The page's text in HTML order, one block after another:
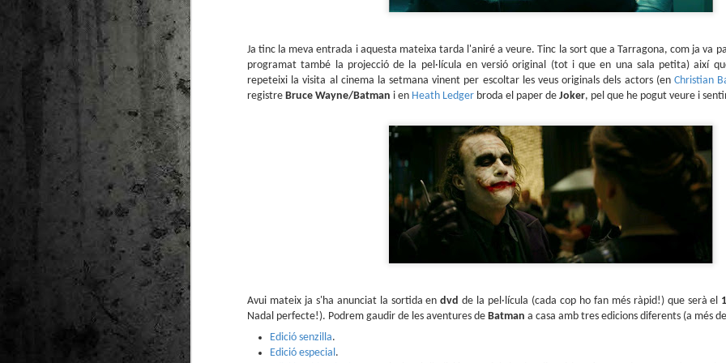
Ja tinc la meva entrada i aquesta mateixa tarda l'aniré a veure. Tinc la sort que a Tarragona, com ja va
programat també la projecció de la pel·lícula en versió original (tot i que en una sala petita) així
repeteixi la visita al cinema la setmana vinent per escoltar les veus originals dels actors (en Christian
registre Bruce Wayne/Batman i en Heath Ledger broda el paper de Joker, pel que he pogut veure i
Avui mateix ja s'ha anunciat la sortida endvdde la pel·lícula (cada cop ho fan més ràpid!) que serà el
Nadal perfecte!). Podrem gaudir de les aventures de Batman a casa amb tres edicions diferents (a més
Edició senzilla.
Edició especial.
sobre com la societat contemporània ha transformat